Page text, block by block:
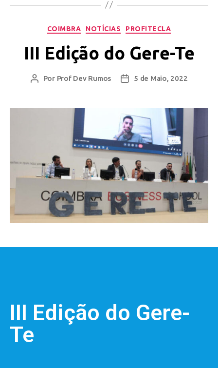
COIMBRA NOTÍCIAS PROFITECLA
III Edição do Gere-Te
Por Prof Dev Rumos 5 de Maio, 2022
III Edição do Gere-
Te